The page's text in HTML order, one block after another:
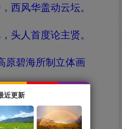
西风华盖动云坛。
头人首度论主贤。
原碧海所制立体画
”赋七绝之二
山情云贺艳妖娆。
近更新